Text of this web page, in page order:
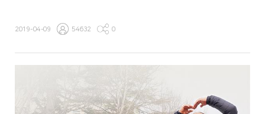
2019-04-09 54632 0